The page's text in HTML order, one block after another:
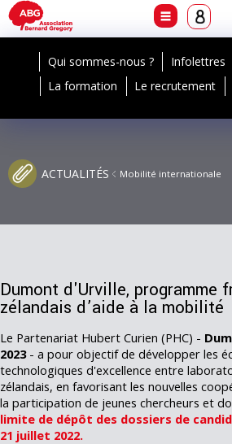
Qui sommes-nous ? Infolettres
La formation
Le recrutement
ACTUALITÉS Mobilité internationale
Dumont d'Urville, programme
zélandais d’aide à la mobilité
Le Partenariat Hubert Curien (PHC) -
2023- a pour objectif de développer les
technologiques d'excellence entre
zélandais, en favorisant les nouvelles
la participation de jeunes chercheurs et
limite de dépôt des dossiers de
21 juillet 2022.